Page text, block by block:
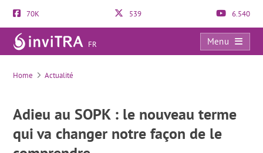
70K 539 6.540
FR
Menu
Adieu au SOPK : le nouveau terme qui va changer notre façon de le comprendre
Home Actualité
Adieu au SOPK : le nouveau terme
qui va changer notre façon de le